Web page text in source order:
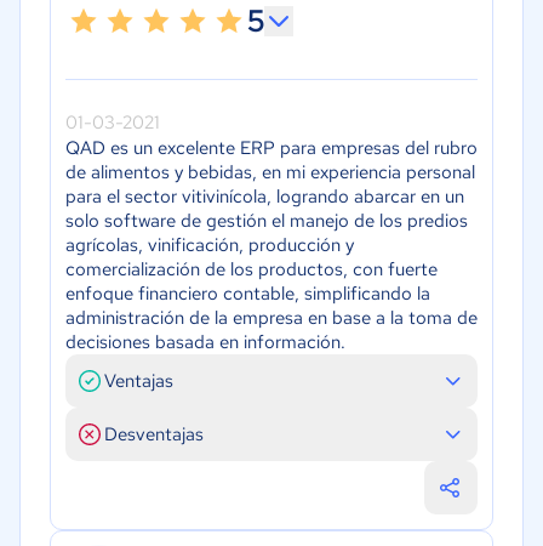
5
01-03-2021
QAD es un excelente ERP para empresas del rubro
de alimentos y bebidas, en mi experiencia personal
para el sector vitivinícola, logrando abarcar en un
solo software de gestión el manejo de los predios
agrícolas, vinificación, producción y
comercialización de los productos, con fuerte
enfoque financiero contable, simplificando la
administración de la empresa en base a la toma de
decisiones basada en información.
Ventajas
Desventajas